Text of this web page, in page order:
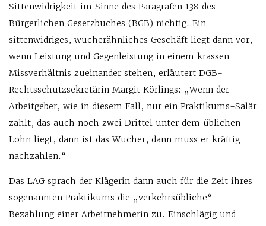
Sittenwidrigkeit im Sinne des Paragrafen 138 des
Bürgerlichen Gesetzbuches (BGB) nichtig. Ein
sittenwidriges, wucherähnliches Geschäft liegt dann vor,
wenn Leistung und Gegenleistung in einem krassen
Missverhältnis zueinander stehen, erläutert DGB-
Rechtsschutzsekretärin Margit Körlings: „Wenn der
Arbeitgeber, wie in diesem Fall, nur ein Praktikums-Salär
zahlt, das auch noch zwei Drittel unter dem üblichen
Lohn liegt, dann ist das Wucher, dann muss er kräftig
nachzahlen.“
Das LAG sprach der Klägerin dann auch für die Zeit ihres
sogenannten Praktikums die „verkehrsübliche“
Bezahlung einer Arbeitnehmerin zu. Einschlägig und